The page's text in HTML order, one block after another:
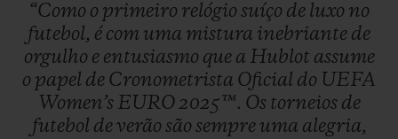
“Como o primeiro relógio suíço de luxo no
futebol, é com uma mistura inebriante de
orgulho e entusiasmo que a Hublot assume
o papel de Cronometrista Oficial do UEFA
Women’s EURO2025™. Os torneios de
futebol deverão são sempre uma alegria,